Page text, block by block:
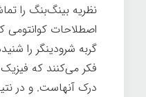
نظریه بینگ‌بنگ را
اصطلاحات کوانتومی
گربه شرودینگر را
فکر می‌کنند که فیزیک
درک آنهاست. و در